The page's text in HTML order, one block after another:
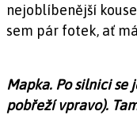
nejoblíbenější
sem pár fotek, ať
Mapka. Po silnici se
pobřeží vpravo).